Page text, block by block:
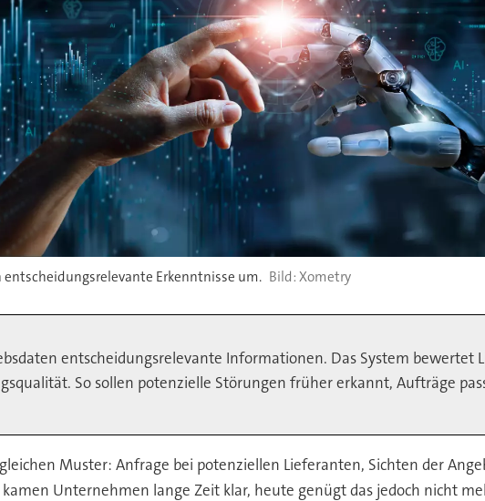
Erkenntnisse um. Xometry
entscheidungsrelevante Informationen. Das System bewertet
So sollen potenzielle Störungen früher erkannt, Aufträge
Muster: Anfrage bei potenziellen Lieferanten, Sichten der
Unternehmen lange Zeit klar, heute genügt das jedoch nicht